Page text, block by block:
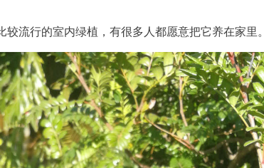
流行的室内绿植，有很多人都愿意把它养在家里。